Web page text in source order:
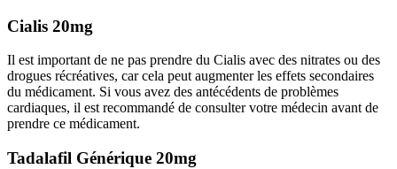
Cialis 20mg
Il est important de ne pas prendre du Cialis avec des nitrates ou des
drogues récréatives, car cela peut augmenter les effets secondaires
du médicament. Si vous avez des antécédents de problèmes
cardiaques, il est recommandé de consulter votre médecin avant de
prendre ce médicament.
Tadalafil Générique 20mg